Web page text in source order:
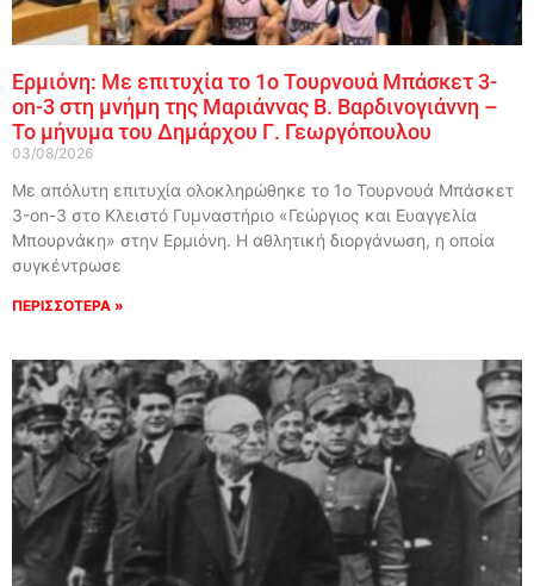
Ερμιόνη: Με επιτυχία το 1ο Τουρνουά Μπάσκετ 3-
on-3 στη μνήμη της Μαριάννας Β. Βαρδινογιάννη –
Το μήνυμα του Δημάρχου Γ. Γεωργόπουλου
03/08/2026
Με απόλυτη επιτυχία ολοκληρώθηκε το 1ο Τουρνουά Μπάσκετ
3-on-3 στο Κλειστό Γυμναστήριο «Γεώργιος και Ευαγγελία
Μπουρνάκη» στην Ερμιόνη. Η αθλητική διοργάνωση, η οποία
συγκέντρωσε
ΠΕΡΙΣΣΟΤΕΡΑ »